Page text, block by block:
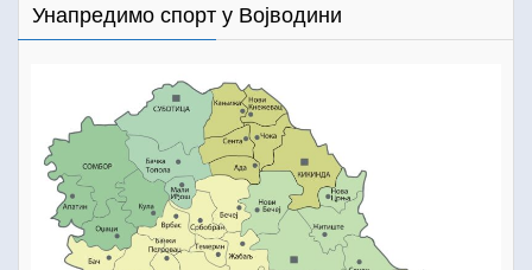
Унапредимо спорт у Војводини